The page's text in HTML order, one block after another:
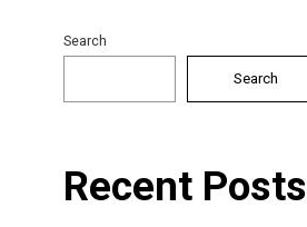
Search
Search
Recent Posts